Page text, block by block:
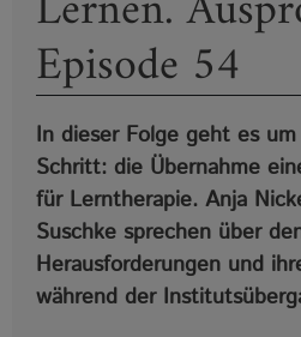
Episode 54
In dieser Folge geht es
Schritt: die Übernahme
für Lerntherapie. Anja
Suschke sprechen über
Herausforderungen und
während der